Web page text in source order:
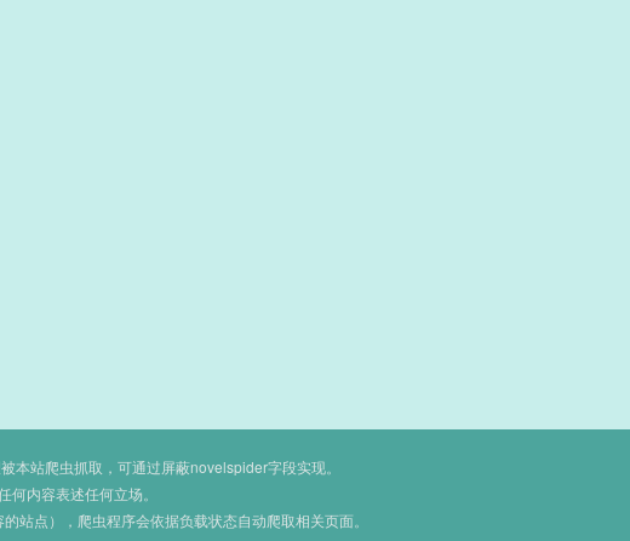
站爬虫抓取，可通过屏蔽novelspider字段实现。
内容表述任何立场。
站点），爬虫程序会依据负载状态自动爬取相关页面。